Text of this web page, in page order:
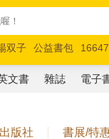
双子 公益書包
新作 馬斯克 玩具總
文書 雜誌 電子
出版社 書展/特